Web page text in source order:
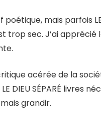
mais parfois
trop sec. J’ai
acérée de la
DIEU SÉPARÉ livres
grandir.